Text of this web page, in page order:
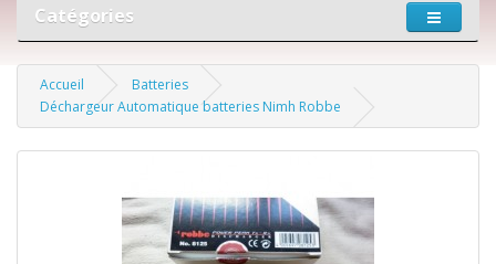
Catégories
Accueil
Batteries
Déchargeur Automatique batteries Nimh Robbe